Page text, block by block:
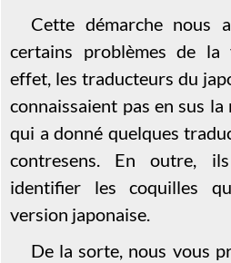
Cette démarche nous
certains problèmes de la
effet, les traducteurs du
connaissaient pas en sus la
qui a donné quelques
contresens. En outre,
identifier les coquilles
version japonaise.
De la sorte, nous vous